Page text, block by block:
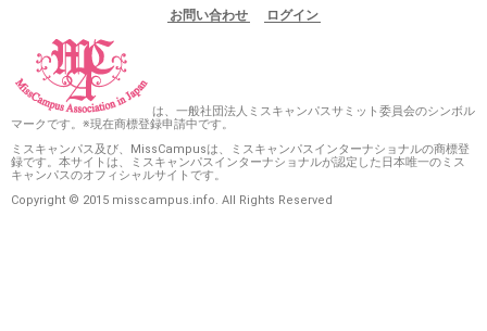
お問い合わせ ログイン
は、一般社団法人ミスキャンパスサミット委員会のシンボル
マークです。※現在商標登録申請中です。
ミスキャンパス及び、MissCampusは、ミスキャンパスインターナショナルの商標登
録です。本サイトは、ミスキャンパスインターナショナルが認定した日本唯一のミス
キャンパスのオフィシャルサイトです。
Copyright © 2015 misscampus.info. All Rights Reserved